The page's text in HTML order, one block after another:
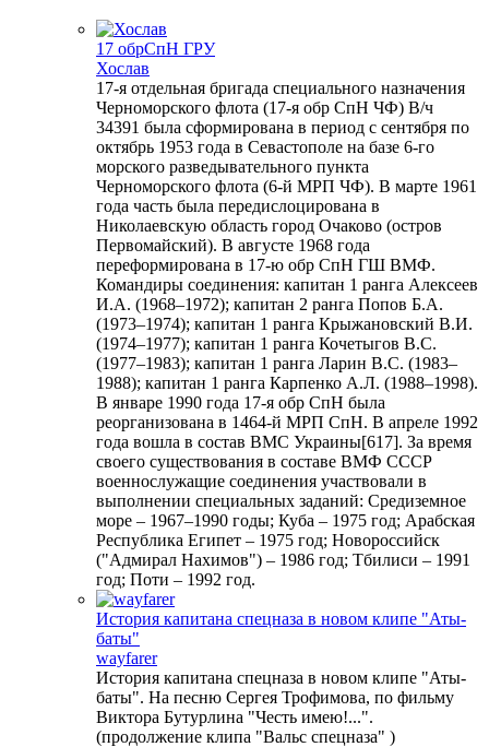
17 обрСпН ГРУ
Хослав
17-я отдельная бригада специального назначения
Черноморского флота (17-я обр СпН ЧФ) В/ч
34391 была сформирована в период с сентября по
октябрь 1953 года в Севастополе на базе 6-го
морского разведывательного пункта
Черноморского флота (6-й МРП ЧФ). В марте 1961
года часть была передислоцирована в
Николаевскую область город Очаково (остров
Первомайский). В августе 1968 года
переформирована в 17-ю обр СпН ГШ ВМФ.
Командиры соединения: капитан 1 ранга Алексеев
И.А. (1968–1972); капитан 2 ранга Попов Б.А.
(1973–1974); капитан 1 ранга Крыжановский В.И.
(1974–1977); капитан 1 ранга Кочетыгов В.С.
(1977–1983); капитан 1 ранга Ларин В.С. (1983–
1988); капитан 1 ранга Карпенко А.Л. (1988–1998).
В январе 1990 года 17-я обр СпН была
реорганизована в 1464-й МРП СпН. В апреле 1992
года вошла в состав ВМС Украины[617]. За время
своего существования в составе ВМФ СССР
военнослужащие соединения участвовали в
выполнении специальных заданий: Средиземное
море – 1967–1990 годы; Куба – 1975 год; Арабская
Республика Египет – 1975 год; Новороссийск
("Адмирал Нахимов") – 1986 год; Тбилиси – 1991
год; Поти – 1992 год.
История капитана спецназа в новом клипе "Аты-
баты"
wayfarer
История капитана спецназа в новом клипе "Аты-
баты". На песню Сергея Трофимова, по фильму
Виктора Бутурлина "Честь имею!...".
(продолжение клипа "Вальс спецназа" )